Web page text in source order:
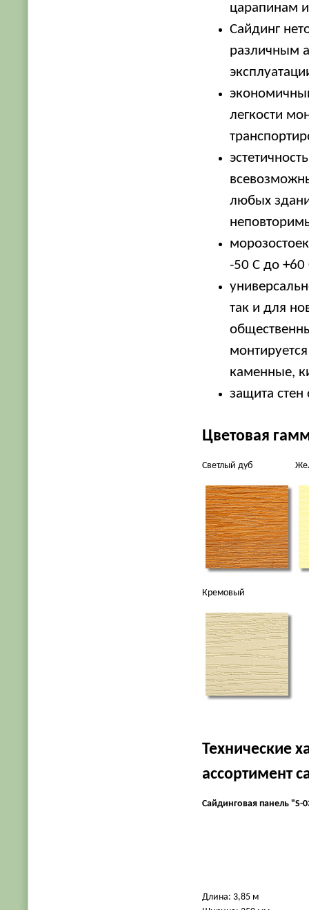
царапинам
Сайдинг
различным
легкости
любых
-50 С до +60
так и для
каменные,
защита стен
Цветовая
Светлый дуб
Кремовый
Технические
ассортимент
Сайдинговая панель "S-
Длина: 3,85 м